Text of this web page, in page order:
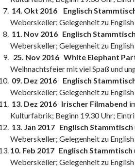
14. Okt 2016 Englisch
Weberskeller; Gelegenheit zu
11. Nov 2016 Englisch Stammtisch
Weberskeller; Gelegenheit zu
25. Nov 2016 White Elephant
Weihnachtsfeier mit viel Spaß und
09. Dez 2016 Englisch
Weberskeller; Gelegenheit zu
13. Dez 2016 Irischer Filmabend
Kulturfabrik; Beginn 19.30 Uhr;
13. Jan 2017 Englisch Stammtisch
Weberskeller; Gelegenheit zu
10. Feb 2017 Englisch Stammtisch
Weberskeller; Gelegenheit zu